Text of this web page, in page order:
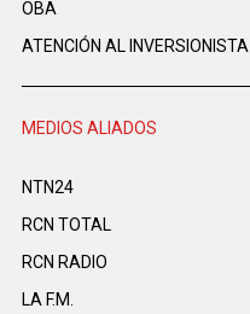
OBA
ATENCIÓN AL INVERSIONISTA
MEDIOS ALIADOS
NTN24
RCN TOTAL
RCN RADIO
LA F.M.